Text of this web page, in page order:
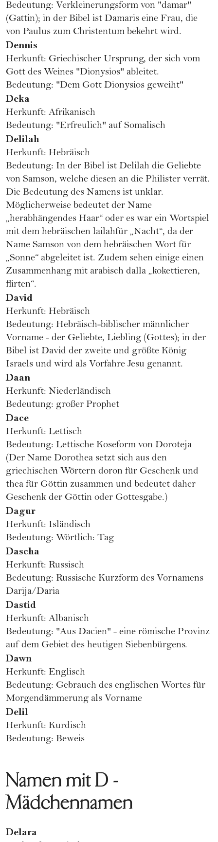
Bedeutung: Verkleinerungsform von "damar"
(Gattin); in der Bibel ist Damaris eine Frau, die
von Paulus zum Christentum bekehrt wird.
Dennis
Herkunft: Griechischer Ursprung, der sich vom
Gott des Weines "Dionysios" ableitet.
Bedeutung: "Dem Gott Dionysios geweiht"
Deka
Herkunft: Afrikanisch
Bedeutung: "Erfreulich" auf Somalisch
Delilah
Herkunft: Hebräisch
Bedeutung: In der Bibel ist Delilah die Geliebte
von Samson, welche diesen an die Philister verrät.
Die Bedeutung des Namens ist unklar.
Möglicherweise bedeutet der Name
„herabhängendes Haar“ oder es war ein Wortspiel
mit dem hebräischen lailāhfür „Nacht“, da der
Name Samson von dem hebräischen Wort für
„Sonne“ abgeleitet ist. Zudem sehen einige einen
Zusammenhang mit arabisch dalla „kokettieren,
flirten“.
David
Herkunft: Hebräisch
Bedeutung: Hebräisch-biblischer männlicher
Vorname - der Geliebte, Liebling (Gottes); in der
Bibel ist David der zweite und größte König
Israels und wird als Vorfahre Jesu genannt.
Daan
Herkunft: Niederländisch
Bedeutung: großer Prophet
Dace
Herkunft: Lettisch
Bedeutung: Lettische Koseform von Doroteja
(Der Name Dorothea setzt sich aus den
griechischen Wörtern doron für Geschenk und
thea für Göttin zusammen und bedeutet daher
Geschenk der Göttin oder Gottesgabe.)
Dagur
Herkunft: Isländisch
Bedeutung: Wörtlich: Tag
Dascha
Herkunft: Russisch
Bedeutung: Russische Kurzform des Vornamens
Darija/Daria
Dastid
Herkunft: Albanisch
Bedeutung: "Aus Dacien" - eine römische Provinz
auf dem Gebiet des heutigen Siebenbürgens.
Dawn
Herkunft: Englisch
Bedeutung: Gebrauch des englischen Wortes für
Morgendämmerung als Vorname
Delil
Herkunft: Kurdisch
Bedeutung: Beweis
Namen mit D -
Mädchennamen
Delara